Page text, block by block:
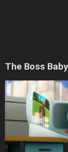
The Boss